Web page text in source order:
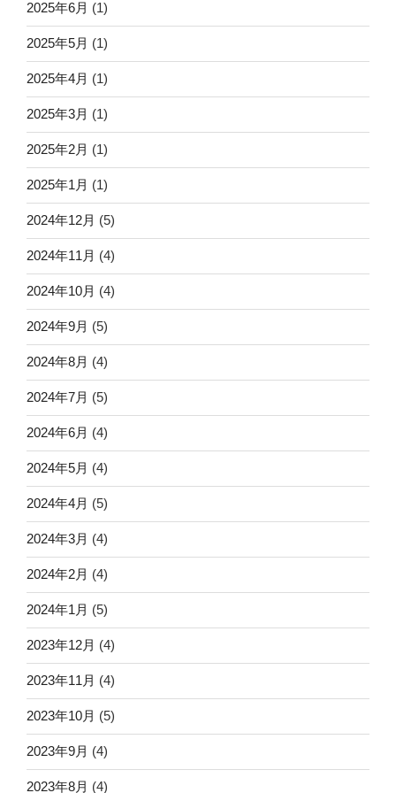
2025年6月 (1)
2025年5月 (1)
2025年4月 (1)
2025年3月 (1)
2025年2月 (1)
2025年1月 (1)
2024年12月 (5)
2024年11月 (4)
2024年10月 (4)
2024年9月 (5)
2024年8月 (4)
2024年7月 (5)
2024年6月 (4)
2024年5月 (4)
2024年4月 (5)
2024年3月 (4)
2024年2月 (4)
2024年1月 (5)
2023年12月 (4)
2023年11月 (4)
2023年10月 (5)
2023年9月 (4)
2023年8月 (4)